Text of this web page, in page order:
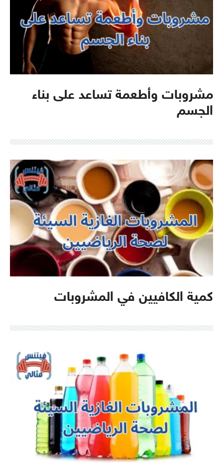
مشروبات وأطعمة تساعد على بناء
الجسم
كمية الكافيين في المشروبات